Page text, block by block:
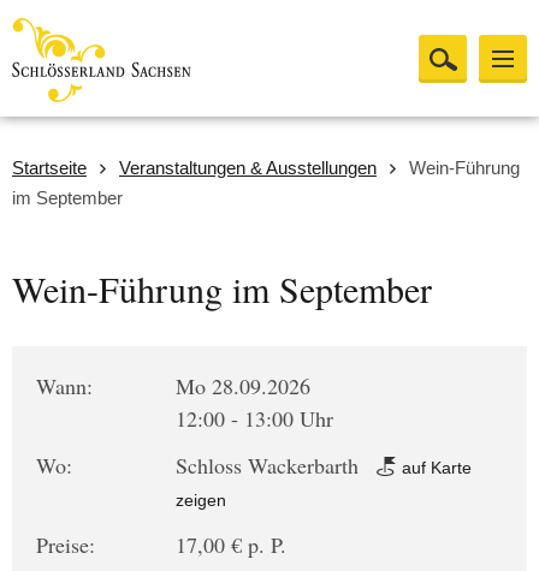
Startseite Veranstaltungen & Ausstellungen
Wein-Führung
im September
Wein-Führung im September
Wann:
Mo 28.09.2026
12:00 - 13:00 Uhr
Wo:
Schloss Wackerbarth
auf Karte
zeigen
Preise:
17,00 € p. P.